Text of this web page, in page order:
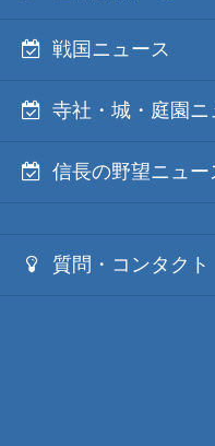
戦国ニュース
寺社・城・庭園ニ
信長の野望ニュー
質問・コンタクト